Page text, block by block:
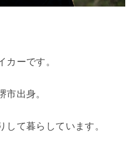
カーです。
市出身。
て暮らしています。